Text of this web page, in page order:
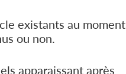
existants au moment
ou non.
apparaissant après